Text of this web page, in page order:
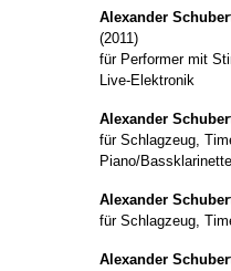
Alexander
(2011)
für Performer mit
Live-Elektronik
Alexander
für Schlagzeug,
Piano/Bassklarinette
Alexander
für Schlagzeug,
Alexander